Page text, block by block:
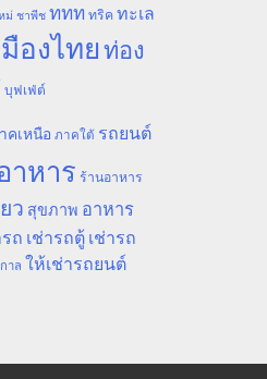
ม่ ชาพีช ททท ทริค ทะเล
องไทยท่อง
บุฟเฟ่ต์
คเหนือ ภาคใต้ รถยนต์
าหาร ร้านอาหาร
ว สุขภาพ อาหาร
ถ เช่ารถตู้ เช่ารถ
าล ให้เช่ารถยนต์